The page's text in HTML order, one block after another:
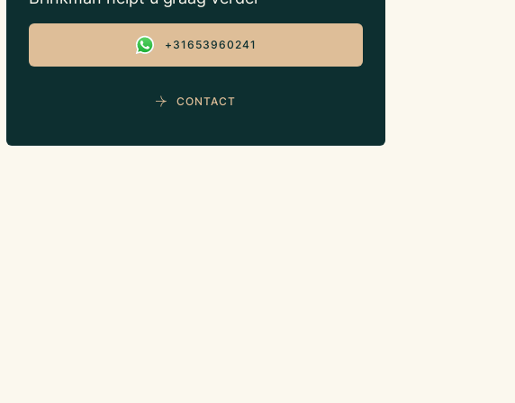
+31653960241
CONTACT